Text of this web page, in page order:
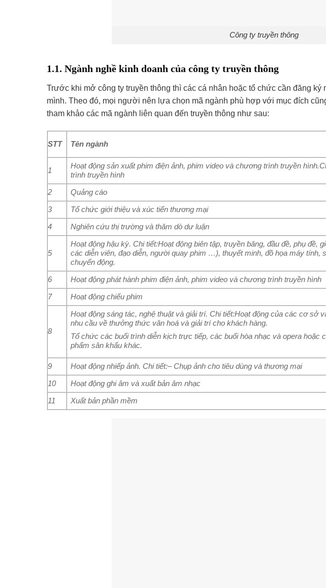
Công ty truyền thông
1.1. Ngành nghề kinh doanh của công ty truyền thông
Trước khi mở công ty truyền thông thì các cá nhân hoặc tổ chức cần đăng ký
mình. Theo đó, mọi người nên lựa chọn mã ngành phù hợp với mục đích
tham khảo các mã ngành liên quan đến truyền thông như sau:
STT Tên ngành
1
Hoạt động sản xuất phim điện ảnh, phim video và chương trình truyền
trình truyền hình
2 Quảng cáo
3 Tổ chức giới thiệu và xúc tiến thương mại
4 Nghiên cứu thị trường và thăm dò dư luận
5
Hoạt động hậu kỳ. Chi tiết:Hoạt động biên tập, truyền băng, đầu đề, phụ đề,
các diễn viên, đạo diễn, người quay phim …), thuyết minh, đồ họa máy tính,
chuyển động.
6 Hoạt động phát hành phim điện ảnh, phim video và chương trình truyền hình
7 Hoạt động chiếu phim
8
Hoạt động sáng tác, nghệ thuật và giải trí. Chi tiết:Hoạt động của các cơ sở
nhu cầu về thưởng thức văn hoá và giải trí cho khách hàng.
Tổ chức các buổi trình diễn kịch trực tiếp, các buổi hòa nhạc và opera hoặc
phẩm sân khấu khác.
9 Hoạt động nhiếp ảnh. Chi tiết:– Chụp ảnh cho tiêu dùng và thương mại
10 Hoạt động ghi âm và xuất bản âm nhạc
11 Xuất bản phần mềm